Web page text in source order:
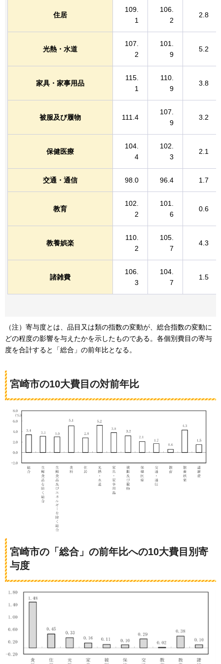
住居
109.
1
106.
2
2.8
光熱・水道
107.
2
101.
9
5.2
家具・家事用品
115.
1
110.
9
3.8
被服及び履物 111.4
107.
9
3.2
保健医療
104.
4
102.
3
2.1
交通・通信 98.0 96.4 1.7
教育
102.
2
101.
6
0.6
教養娯楽
110.
2
105.
7
4.3
諸雑費
106.
3
104.
7
1.5
（注）寄与度とは、品目又は類の指数の変動が、総合指数の変動に
どの程度の影響を与えたかを示したものである。各個別費目の寄与
度を合計すると「総合」の前年比となる。
宮崎市の10大費目の対前年比
宮崎市の「総合」の前年比への10大費目別寄
与度